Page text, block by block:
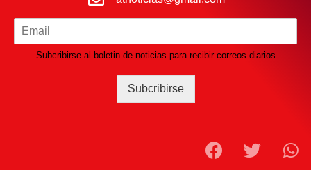
Subcribirse al boletin de noticias para recibir correos diarios
Subcribirse